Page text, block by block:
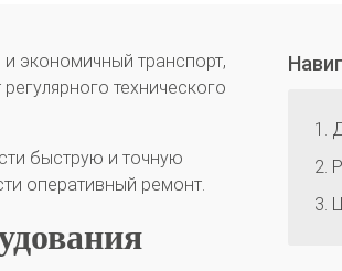
экономичный транспорт,
технического
быструю и точную
оперативный ремонт.